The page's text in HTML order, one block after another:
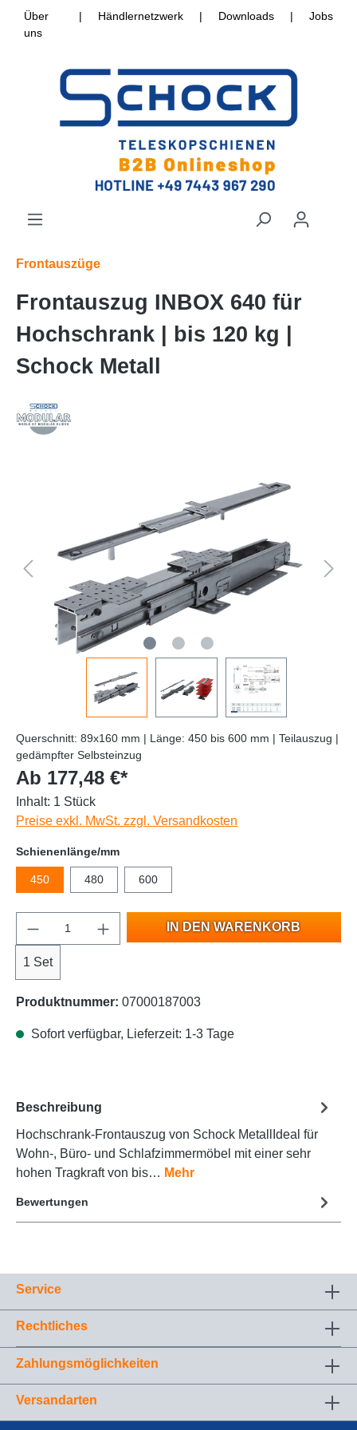
Über
uns
| Händlernetzwerk | Downloads | Jobs
Frontauszüge
Frontauszug INBOX 640 für
Hochschrank | bis 120 kg |
Schock Metall
Querschnitt: 89x160 mm | Länge: 450 bis 600 mm | Teilauszug |
gedämpfter Selbsteinzug
Ab 177,48 €*
Inhalt: 1 Stück
Preise exkl. MwSt. zzgl. Versandkosten
Schienenlänge/mm
450 480 600
1 Set
IN DEN WARENKORB
Produktnummer: 07000187003
Sofort verfügbar, Lieferzeit: 1-3 Tage
Beschreibung
Hochschrank-Frontauszug von Schock MetallIdeal für
Wohn-, Büro- und Schlafzimmermöbel mit einer sehr
hohen Tragkraft von bis… Mehr
Bewertungen
Service
Rechtliches
Zahlungsmöglichkeiten
Versandarten